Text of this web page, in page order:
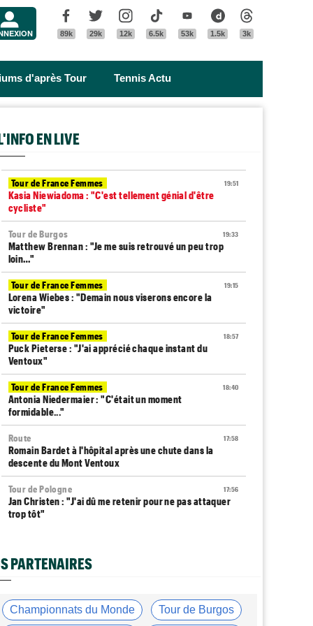
Facebook
89k
Twitter
29k
Instagram
12k
Tik Tok
6.5k
Youtube
53k
Dailymotion
1.5k 3k
d'après Tour Tennis Actu
EN LIVE
19:51
Tour de France Femmes
Kasia Niewiadoma : "C'est tellement génial d'être
cycliste"
19:33
Tour de Burgos
Matthew Brennan : "Je me suis retrouvé un peu trop
loin…"
19:15
Tour de France Femmes
Lorena Wiebes : "Demain nous viserons encore la
victoire"
18:57
Tour de France Femmes
Puck Pieterse : "J'ai apprécié chaque instant du
Ventoux"
18:40
Tour de France Femmes
Antonia Niedermaier : "C'était un moment
formidable..."
17:58
Route
Romain Bardet à l'hôpital après une chute dans la
descente du Mont Ventoux
17:56
Tour de Pologne
Jan Christen : "J'ai dû me retenir pour ne pas attaquer
trop tôt"
Tour de Pologne
17:03
Média
PARTENAIRES
Championnats du Monde Tour de Burgos